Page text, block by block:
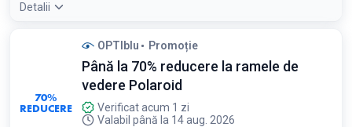
Detalii
Detaliile ofertei: Aprovizionează-te pentru câteva luni
pentru a beneficia de cutia gratuită
Valabil pentru brandurile Bausch & Lomb, Johnson &
Johnson și Alcon
70%
REDUCERE
OPTIblu Promoție
Până la 70% reducere la ramele de
vedere Polaroid
Verificat acum 1 zi
Valabil până la 14 aug. 2026